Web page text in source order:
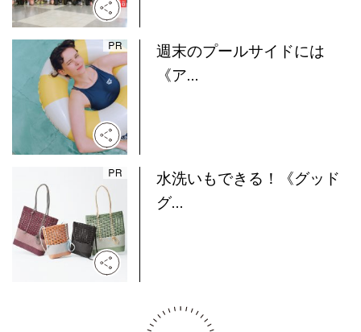
週末のプールサイドには
《ア...
水洗いもできる！《グッド
グ...